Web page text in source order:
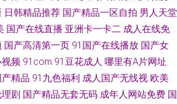
日韩精品推荐 国产精品一区自拍 男人天堂
国产在线直播 亚洲卡一卡二 成人在线免
国产高清第一页 91国产在线播放 国产女
频 91com 91豆花成人 哪里有A片网址
精品 91九色福利 成人国产无线视 欧美
剧 国产精品无套无码 成年人网站免费 国